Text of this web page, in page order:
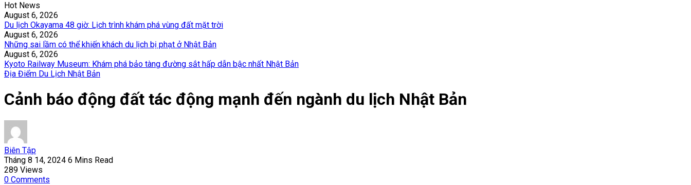
Hot News
August 6, 2026
Du lịch Okayama 48 giờ: Lịch trình khám phá vùng đất mặt trời
August 6, 2026
Những sai lầm có thể khiến khách du lịch bị phạt ở Nhật Bản
August 6, 2026
Kyoto Railway Museum: Khám phá bảo tàng đường sắt hấp dẫn bậc nhất Nhật Bản
Địa Điểm Du Lịch Nhật Bản
Cảnh báo động đất tác động mạnh đến ngành du lịch Nhật Bản
Biên Tập
Tháng 8 14, 2024 6 Mins Read
289 Views
0 Comments